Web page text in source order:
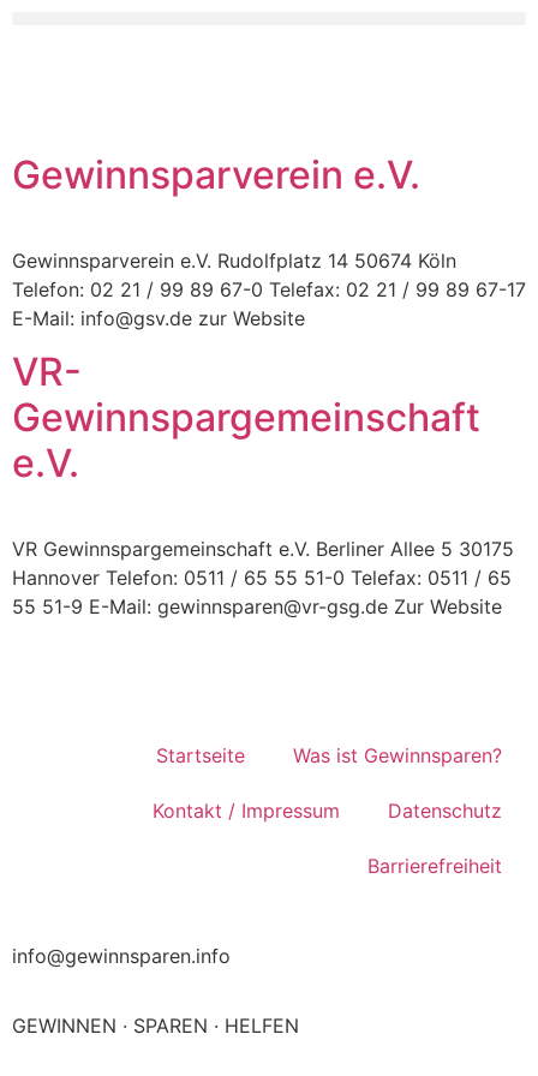
Gewinnsparverein e.V.
Gewinnsparverein e.V. Rudolfplatz 14 50674 Köln
Telefon: 02 21 / 99 89 67-0 Telefax: 02 21 / 99 89 67-17
E-Mail: info@gsv.de zur Website
VR-
Gewinnspargemeinschaft
e.V.
VR Gewinnspargemeinschaft e.V. Berliner Allee 5 30175
Hannover Telefon: 0511 / 65 55 51-0 Telefax: 0511 / 65
55 51-9 E-Mail: gewinnsparen@vr-gsg.de Zur Website
Startseite Was ist Gewinnsparen?
Kontakt / Impressum Datenschutz
Barrierefreiheit
info@gewinnsparen.info
GEWINNEN · SPAREN · HELFEN